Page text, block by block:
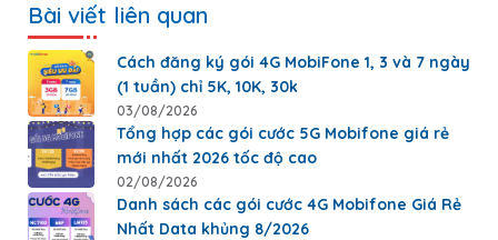
Bài viết liên quan
Cách đăng ký gói 4G MobiFone 1, 3 và 7 ngày
(1 tuần) chỉ 5K, 10K, 30k
03/08/2026
Tổng hợp các gói cước 5G Mobifone giá rẻ
mới nhất 2026 tốc độ cao
02/08/2026
Danh sách các gói cước 4G Mobifone Giá Rẻ
Nhất Data khủng 8/2026